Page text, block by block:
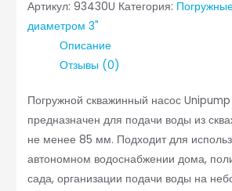
Артикул: 93430U Категория:
диаметром 3"
Описание
Отзывы (0)
Погружной скважинный насос
предназначен для подачи воды из
не менее 85 мм. Подходит для
автономном водоснабжении дома,
сада, организации подачи воды на